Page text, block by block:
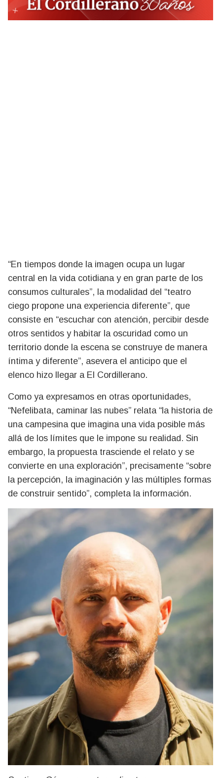
“En tiempos donde la imagen ocupa un lugar
central en la vida cotidiana y en gran parte de los
consumos culturales”, la modalidad del “teatro
ciego propone una experiencia diferente”, que
consiste en “escuchar con atención, percibir desde
otros sentidos y habitar la oscuridad como un
territorio donde la escena se construye de manera
íntima y diferente”, asevera el anticipo que el
elenco hizo llegar a El Cordillerano.
Como ya expresamos en otras oportunidades,
“Nefelibata, caminar las nubes” relata “la historia de
una campesina que imagina una vida posible más
allá de los límites que le impone su realidad. Sin
embargo, la propuesta trasciende el relato y se
convierte en una exploración”, precisamente “sobre
la percepción, la imaginación y las múltiples formas
de construir sentido”, completa la información.